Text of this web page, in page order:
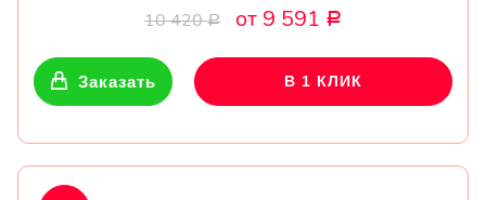
10 420Р от 9 591 Р
Заказать В 1 КЛИК